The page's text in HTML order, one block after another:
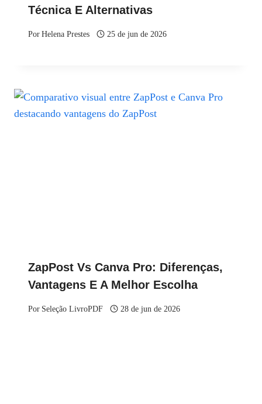
Técnica E Alternativas
PorHelena Prestes 25 de jun de 2026
ZapPost Vs Canva Pro: Diferenças,
Vantagens E A Melhor Escolha
Por Seleção LivroPDF 28 de jun de 2026